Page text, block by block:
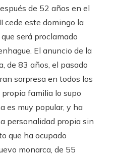
de 52 años en el
cede este domingo la
será proclamado
El anuncio de la
de 83 años, el pasado
sorpresa en todos los
familia lo supo
es muy popular, y ha
personalidad propia sin
que ha ocupado
monarca, de 55